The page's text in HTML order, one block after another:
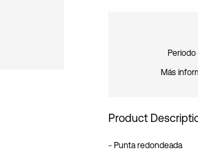
Más
Product
- Punta redondeada